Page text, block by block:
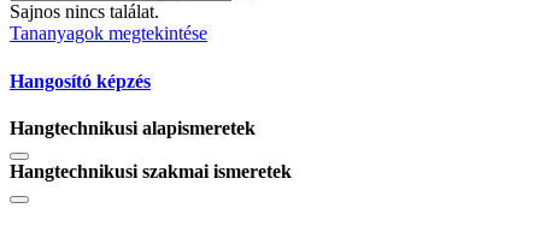
Sajnos nincs találat.
Tananyagok megtekintése
Hangosító képzés
Hangtechnikusi alapismeretek
Hangtechnikusi szakmai ismeretek